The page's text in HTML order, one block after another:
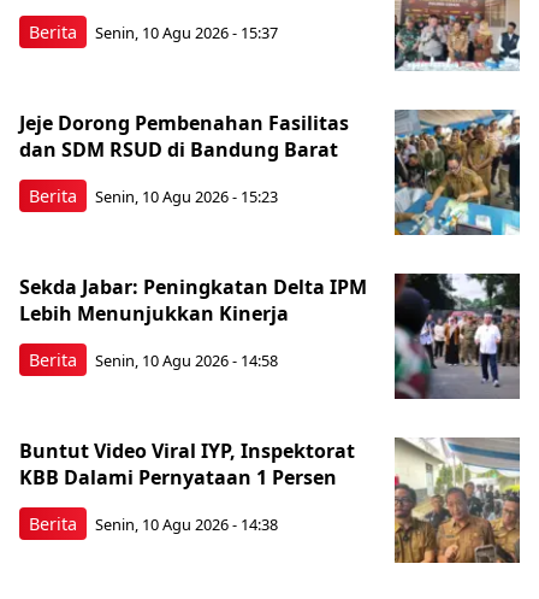
Berita Senin, 10 Agu 2026 - 15:37
Berita
Jeje Dorong Pembenahan Fasilitas
dan SDM RSUD di Bandung Barat
Senin, 10 Agu 2026 - 15:23
Berita
Sekda Jabar: Peningkatan Delta IPM
Lebih Menunjukkan Kinerja
Senin, 10 Agu 2026 - 14:58
Berita
Buntut Video Viral IYP, Inspektorat
KBB Dalami Pernyataan 1 Persen
Senin, 10 Agu 2026 - 14:38